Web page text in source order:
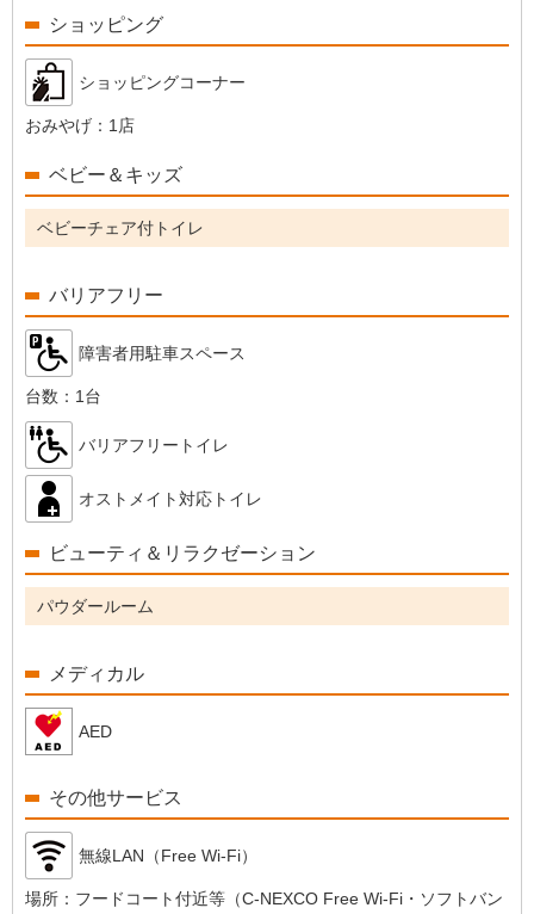
ショッピング
ショッピングコーナー
おみやげ： 1店
ベビー＆キッズ
ベビーチェア付トイレ
バリアフリー
障害者用駐車スペース
台数： 1台
バリアフリートイレ
オストメイト対応トイレ
ビューティ＆リラクゼーション
パウダールーム
メディカル
AED
その他サービス
無線LAN（Free Wi-Fi）
場所： フードコート付近等（C-NEXCO Free Wi-Fi・ソフトバン